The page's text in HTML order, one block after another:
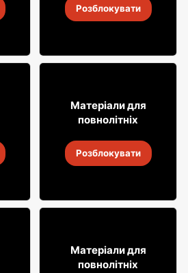
19 серп. 2026
Розблокувати
5 79
19 серп. 2026
Матеріали для
повнолітніх
Розблокувати
31 99
Матеріали для
повнолітніх